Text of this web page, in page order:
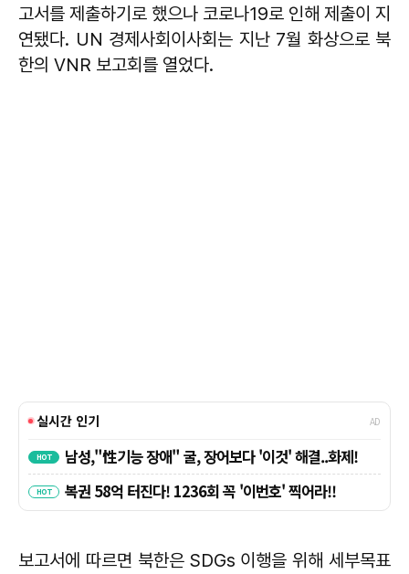
고서를 제출하기로 했으나 코로나19로 인해 제출이 지
연됐다. UN 경제사회이사회는 지난 7월 화상으로 북
한의 VNR 보고회를 열었다.
보고서에 따르면 북한은 SDGs 이행을 위해 세부목표